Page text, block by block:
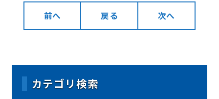
前へ 戻る 次へ
カテゴリ検索